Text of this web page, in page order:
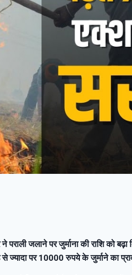
जलाने पर जुर्माना की राशि को
पर 10000 रुपये के जुर्माने का